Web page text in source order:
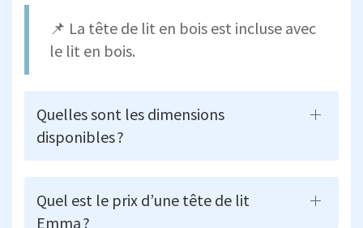
📌 La tête de lit en bois est incluse avec
le lit en bois.
Quelles sont les dimensions
disponibles ?
Quel est le prix d’une tête de lit
Emma ?